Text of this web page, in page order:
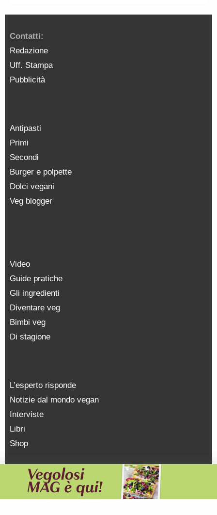
Contatti:
Redazione
Uff. Stampa
Pubblicità
Antipasti
Primi
Secondi
Burger e polpette
Dolci vegani
Veg blogger
Video
Guide pratiche
Gli ingredienti
Diventare veg
Bimbi veg
Di stagione
L’esperto risponde
Notizie dal mondo vegan
Interviste
Libri
Shop
WHATSAPP TELEGRAM INSTAGRAM